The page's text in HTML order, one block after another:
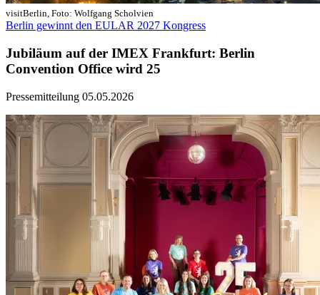
visitBerlin, Foto: Wolfgang Scholvien
Berlin gewinnt den EULAR 2027 Kongress
Jubiläum auf der IMEX Frankfurt: Berlin
Convention Office wird 25
Pressemitteilung 05.05.2026